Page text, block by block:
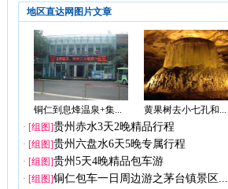
地区直达网图片文章
铜仁到息烽温泉+集...
黄果树去小七孔和...
· [组图]贵州赤水3天2晚精品行程
· [组图]贵州六盘水6天5晚专属行程
· [组图]贵州5天4晚精品包车游
· [组图]铜仁包车一日周边游之茅台镇景区...